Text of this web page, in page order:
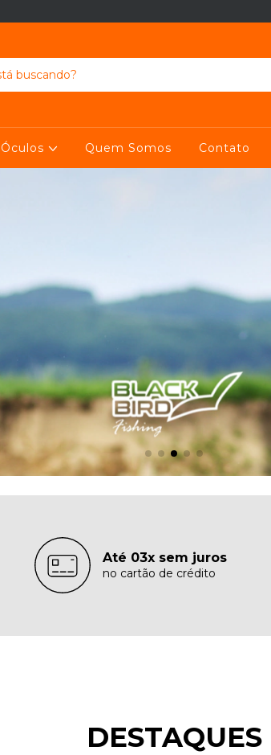
Óculos Quem Somos Contato
Até 03x sem juros
no cartão de crédito
DESTAQUES